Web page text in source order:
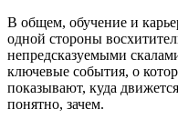
В общем, обучение и
одной стороны
непредсказуемыми
ключевые события, о
показывают, куда
понятно, зачем.